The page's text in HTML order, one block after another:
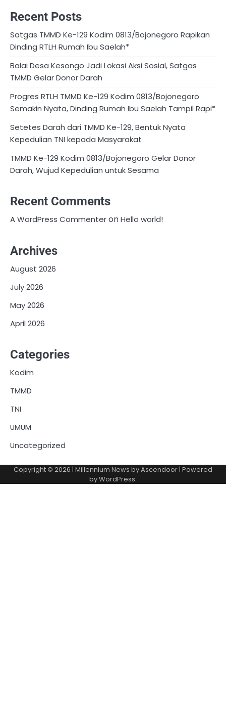
Recent Posts
Satgas TMMD Ke-129 Kodim 0813/Bojonegoro Rapikan
Dinding RTLH Rumah Ibu Saelah*
Balai Desa Kesongo Jadi Lokasi Aksi Sosial, Satgas
TMMD Gelar Donor Darah
Progres RTLH TMMD Ke-129 Kodim 0813/Bojonegoro
Semakin Nyata, Dinding Rumah Ibu Saelah Tampil Rapi*
Setetes Darah dari TMMD Ke-129, Bentuk Nyata
Kepedulian TNI kepada Masyarakat
TMMD Ke-129 Kodim 0813/Bojonegoro Gelar Donor
Darah, Wujud Kepedulian untuk Sesama
Recent Comments
A WordPress CommenteronHello world!
Archives
August 2026
July 2026
May 2026
April 2026
Categories
Kodim
TMMD
TNI
UMUM
Uncategorized
Copyright © 2026 | Millennium News byAscendoor | Powered
byWordPress.